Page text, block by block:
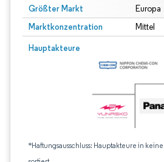
Größter Markt Europa
Marktkonzentration Mittel
Hauptakteure
*Haftungsausschluss: Hauptakteure in